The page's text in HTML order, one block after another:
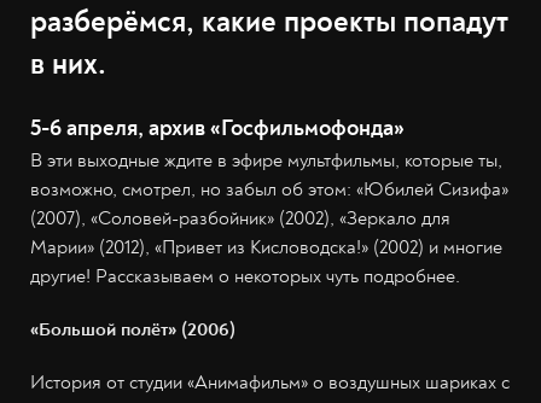
разберёмся, какие проекты попадут
в них.
5-6 апреля, архив «Госфильмофонда»
В эти выходные ждите в эфире мультфильмы, которые ты,
возможно, смотрел, но забыл об этом: «Юбилей Сизифа»
(2007), «Соловей-разбойник» (2002), «Зеркало для
Марии» (2012), «Привет из Кисловодска!» (2002) и многие
другие! Рассказываем о некоторых чуть подробнее.
«Большой полёт» (2006)
История от студии «Анимафильм» о воздушных шариках с